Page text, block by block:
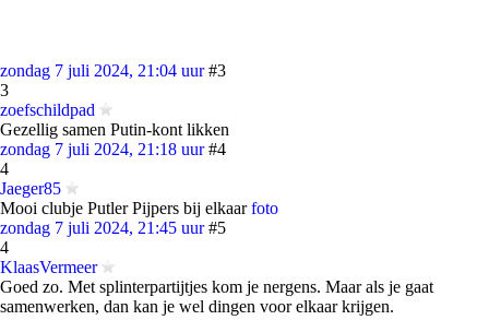
zondag 7 juli 2024, 21:04 uur #3
3
zoefschildpad
Gezellig samen Putin-kont likken
zondag 7 juli 2024, 21:18 uur #4
4
Jaeger85
Mooi clubje Putler Pijpers bij elkaarfoto
zondag 7 juli 2024, 21:45 uur #5
4
KlaasVermeer
Goed zo. Met splinterpartijtjes kom je nergens. Maar als je gaat
samenwerken, dan kan je wel dingen voor elkaar krijgen.